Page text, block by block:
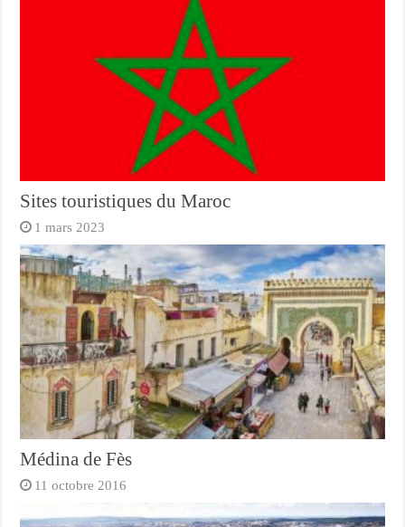
Sites touristiques du Maroc
1 mars 2023
Médina de Fès
11 octobre 2016